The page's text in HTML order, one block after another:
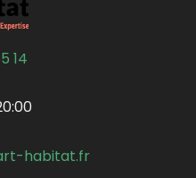
14
habitat.fr